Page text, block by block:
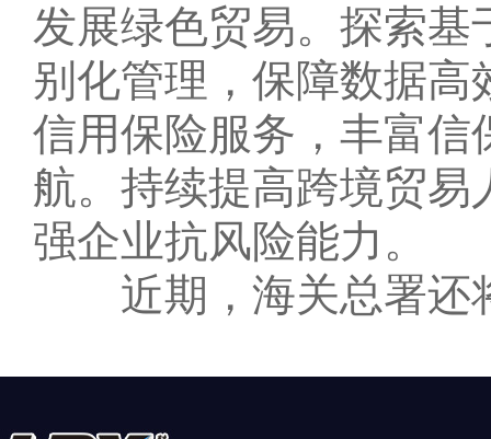
发展绿色贸易。探索基
别化管理，保障数据高
信用保险服务，丰富信
航。持续提高跨境贸
强企业抗风险能力。
近期，海关总署还将